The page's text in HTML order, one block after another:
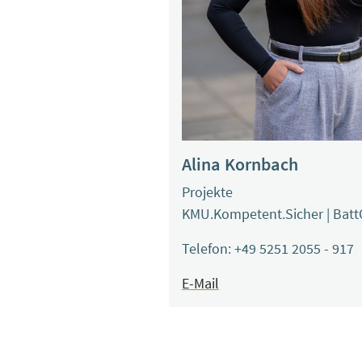
Alina Kornbach
Projekte
KMU.Kompetent.Sicher |
Telefon: +49 5251 2055 - 917
E-Mail